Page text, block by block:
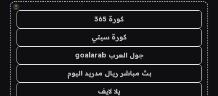
!
كورة 365
كورة سيتي
جول العرب goalarab
بث مباشر ريال مدريد اليوم
يلا لايف